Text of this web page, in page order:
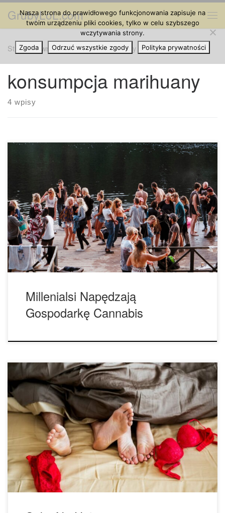
Przejdź do treści
GrubyLoL.com
Strona główna » konsumpcja marihuany
konsumpcja marihuany
4 wpisy
Oprócz innych kwestii, millenialsi bardzo szybko się uczą
oraz lepiej komunikują, co czyni ich bardziej elastycznymi i
podatnymi na zmiany niż starsze pokolenia. Konsumpcja
marihuany nadal jest tematem tabu, ale wygląda na to, że
pokolenie millenialsów ciężko pracuje, aby zmienić ten fakt.
Są pionierami rekreacyjnego używania marihuany i głównym
powodem, […]
Millenialsi Napędzają
Gospodarkę Cannabis
Kilka wskazówek na seks na haju. Połączenie marihuany i
seksu jest popularne nie bez powodu. Dzisiaj mamy dla
ciebie kilka wskazówek, które pomogą ci w pełni
wykorzystać potencjał tego doświadczenia. Marihuana i
seks to wspaniałe połączenie. Razem mają wiele sensu:
połączenie dwóch czynności, które same w sobie są bardzo
przyjemne, […]
Nasza strona do prawidłowego funkcjonowania zapisuje na
twoim urządzeniu pliki cookies, tylko w celu szybszego
wczytywania strony.
Zgoda
Odrzuć wszystkie zgody Polityka prywatności